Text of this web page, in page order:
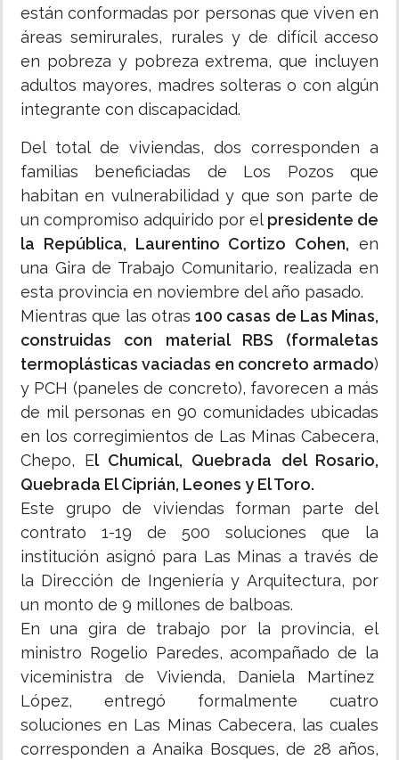
están conformadas por personas que viven en
áreas semirurales, rurales y de difícil acceso
en pobreza y pobreza extrema, que incluyen
adultos mayores, madres solteras o con algún
integrante con discapacidad.
Del total de viviendas, dos corresponden a
familias beneficiadas de Los Pozos que
habitan en vulnerabilidad y que son parte de
un compromiso adquirido por el presidente de
la República, Laurentino Cortizo Cohen, en
una Gira de Trabajo Comunitario, realizada en
esta provincia en noviembre del año pasado.
Mientras que las otras 100 casas de Las Minas,
construidas con material RBS (formaletas
termoplásticas vaciadas en concreto armado)
y PCH (paneles de concreto), favorecen a más
de mil personas en 90 comunidades ubicadas
en los corregimientos de Las Minas Cabecera,
Chepo, El Chumical, Quebrada del Rosario,
Quebrada El Ciprián, Leones y El Toro.
Este grupo de viviendas forman parte del
contrato 1-19 de 500 soluciones que la
institución asignó para Las Minas a través de
la Dirección de Ingeniería y Arquitectura, por
un monto de 9 millones de balboas.
En una gira de trabajo por la provincia, el
ministro Rogelio Paredes, acompañado de la
viceministra de Vivienda, Daniela Martínez
López, entregó formalmente cuatro
soluciones en Las Minas Cabecera, las cuales
corresponden a Anaika Bosques, de 28 años,